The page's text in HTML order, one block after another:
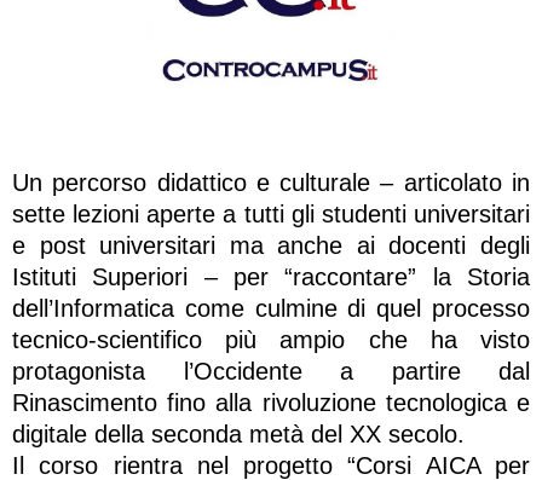
Un percorso didattico e culturale – articolato in
sette lezioni aperte a tutti gli studenti universitari
e post universitari ma anche ai docenti degli
Istituti Superiori – per “raccontare” la Storia
dell’Informatica come culmine di quel processo
tecnico-scientifico più ampio che ha visto
protagonista l’Occidente a partire dal
Rinascimento fino alla rivoluzione tecnologica e
digitale della seconda metà del XX secolo.
Il corso rientra nel progetto “Corsi AICA per